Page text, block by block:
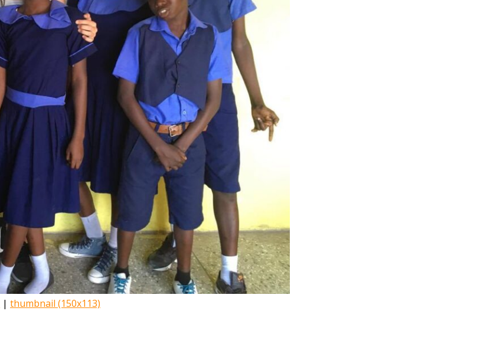
| thumbnail (150x113)